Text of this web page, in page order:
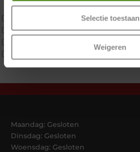
Selectie toestaan
Weigeren
Traagschuim
Tweepersoons 1 kern
Tweepersoons 1 kern product
Maandag: Gesloten
Dinsdag: Gesloten
Woensdag: Gesloten